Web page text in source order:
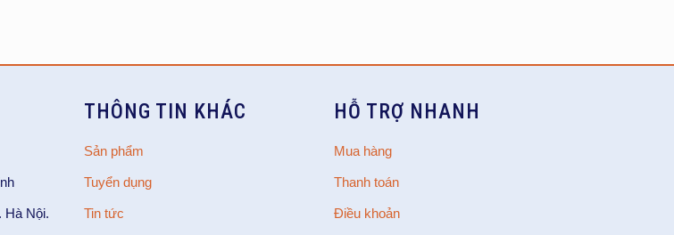
Hà Nội.
THÔNG TIN KHÁC
Sản phẩm
Tuyển dụng
Tin tức
HỖ TRỢ NHANH
Mua hàng
Thanh toán
Điều khoản